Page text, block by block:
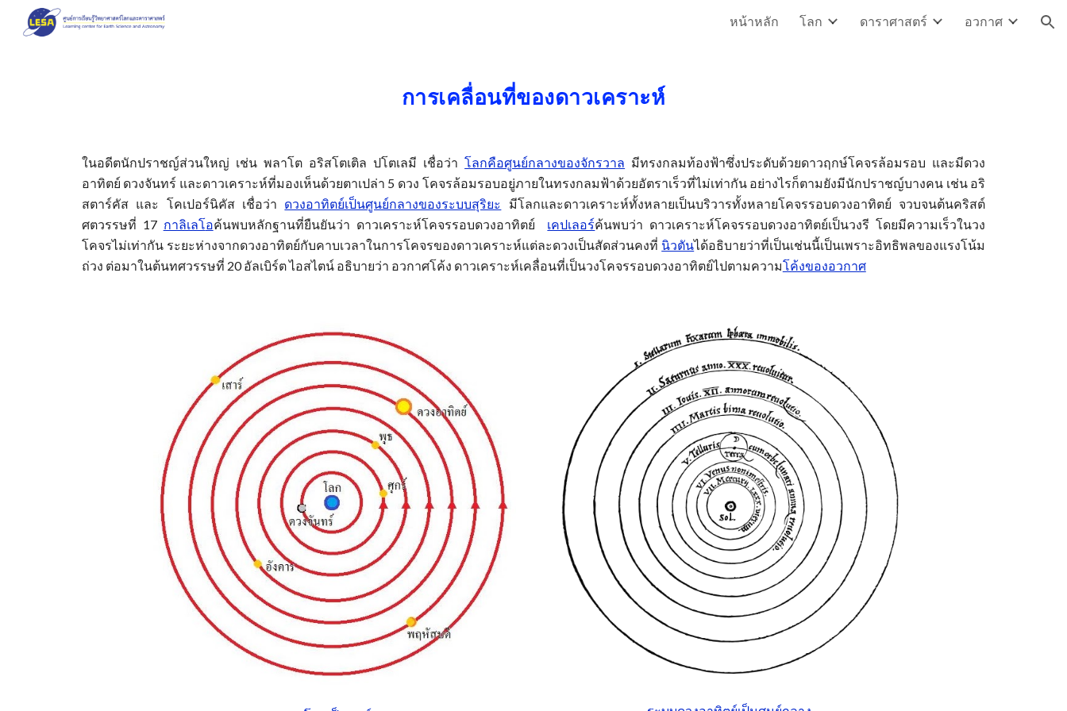
หน้าหลัก โลก ดาราศาสตร์ อวกาศ
การเคลื่อนที่ของดาวเคราะห์
ในอดีตนักปราชญ์ส่วนใหญ่ เช่น พลาโต อริสโตเติล ปโตเลมี เชื่อว่าโลกคือศูนย์กลางของจักรวาล มีทรงกลมท้องฟ้าซึ่งประดับด้วยดาวฤกษ์โคจรล้อมรอบ และมีดวง
อาทิตย์ ดวงจันทร์​ และดาวเคราะห์ที่มองเห็นด้วยตาเปล่า 5 ดวง โคจรล้อมรอบอยู่ภายในทรงกลมฟ้าด้วยอัตราเร็วที่ไม่เท่ากัน อย่างไรก็ตามยังมีนักปราชญ์บางคน เช่น อริ
สตาร์คัส และ โคเปอร์นิคัส เชื่อว่า ดวงอาทิตย์เป็นศูนย์กลางของระบบสุริยะ มีโลกและดาวเคราะห์ทั้งหลายเป็นบริวารทั้งหลายโคจรรอบดวงอาทิตย์ จวบจนต้นคริสต์
ศตวรรษที่ 17 กาลิเลโอค้นพบหลักฐานที่ยืนยันว่า ดาวเคราะห์โคจรรอบดวงอาทิตย์​ เคปเลอร์ค้นพบว่า ดาวเคราะห์โคจรรอบดวงอาทิตย์เป็นวงรี โดยมีความเร็วในวง
โคจรไม่เท่ากัน ระยะห่างจากดวงอาทิตย์กับคาบเวลาในการโคจรของดาวเคราะห์แต่ละดวงเป็นสัดส่วนคงที่ นิวตันได้อธิบายว่าที่เป็นเช่นนี้เป็นเพราะอิทธิพลของแรงโน้ม
ถ่วง ต่อมาในต้นทศวรรษที่ 20 อัลเบิร์ต ไอสไตน์ อธิบายว่า อวกาศโค้ง ดาวเคราะห์เคลื่อนที่เป็นวงโคจรรอบดวงอาทิตย์ไปตามความโค้งของอวกาศ